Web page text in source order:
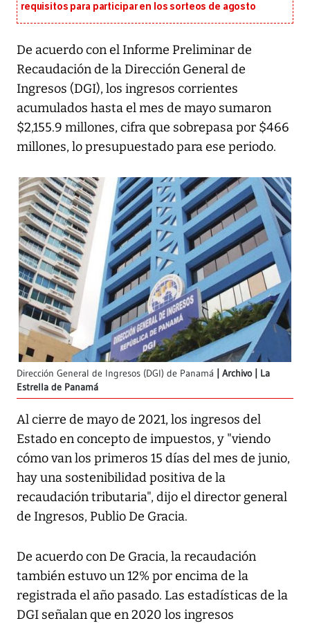
requisitos para participar en los sorteos de agosto
De acuerdo con el Informe Preliminar de
Recaudación de la Dirección General de
Ingresos (DGI), los ingresos corrientes
acumulados hasta el mes de mayo sumaron
$2,155.9 millones, cifra que sobrepasa por $466
millones, lo presupuestado para ese periodo.
Dirección General de Ingresos (DGI) de Panamá
Archivo | La
Estrella de Panamá
Al cierre de mayo de 2021, los ingresos del
Estado en concepto de impuestos, y "viendo
cómo van los primeros 15 días del mes de junio,
hay una sostenibilidad positiva de la
recaudación tributaria", dijo el director general
de Ingresos, Publio De Gracia.
De acuerdo con De Gracia, la recaudación
también estuvo un 12% por encima de la
registrada el año pasado. Las estadísticas de la
DGI señalan que en 2020 los ingresos